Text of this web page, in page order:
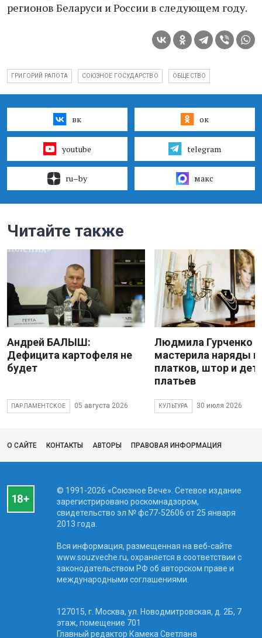
регионов Беларуси и России в следующем году.
ГРИГОРИЙ РАПОТА СОЮЗНОЕ ГОСУДАРСТВО ОБЩЕСТВО
вк ок
youtube telegram
ru–by макс
Читайте также
Андрей БАЛЫШ:
Дефицита картофеля не
будет
ПАРЛАМЕНТСКОЕ 05 августа 2026
Людмила Гурченко
мастерила наряды
платков, штор и
платьев
КУЛЬТУРА 30 июля 2026
О САЙТЕ КОНТАКТЫ АВТОРЫ ПРАВОВАЯ ИНФОРМАЦИЯ
© 1991-2026 «Союзное Вече». Сетевое издание
зарегистрировано роскомнадзором,
свидетельство эл № фc77-52606 от 25 января
2013 года.
Вся информация, размещенная на веб-сайте
www.souzveche.ru, охраняется в соответствии с
законодательством РФ об авторском праве и
международными соглашениями.
127015, г. Москва, ул. Новодмитровская, д. 2Б, 7
этаж, помещение 701
Главный редактор Камека Светлана